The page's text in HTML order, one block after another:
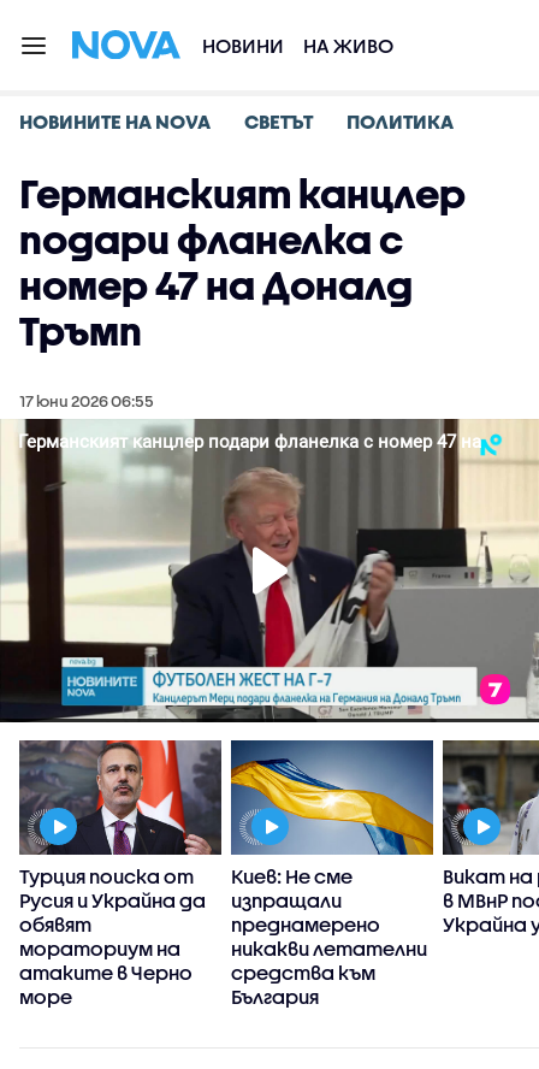
НОВИНИ НА ЖИВО
НОВИНИТЕ НА NOVA СВЕТЪТ ПОЛИТИКА
Германският канцлер
подари фланелка с
номер 47 на Доналд
Тръмп
17 юни 2026 06:55
Турция поиска от
Русия и Украйна да
обявят
мораториум на
атаките в Черно
море
Киев: Не сме
изпращали
преднамерено
никакви летателни
средства към
България
Викат на
в МВнР
Украйна